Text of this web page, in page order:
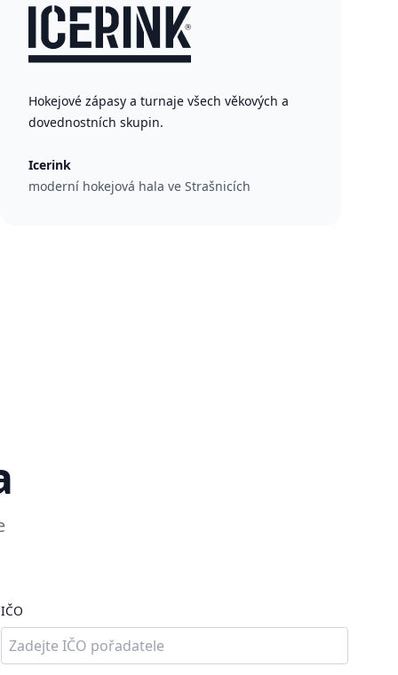
Hokejové zápasy a turnaje všech věkových a
dovednostních skupin.
Icerink
moderní hokejová hala ve Strašnicích
IČO